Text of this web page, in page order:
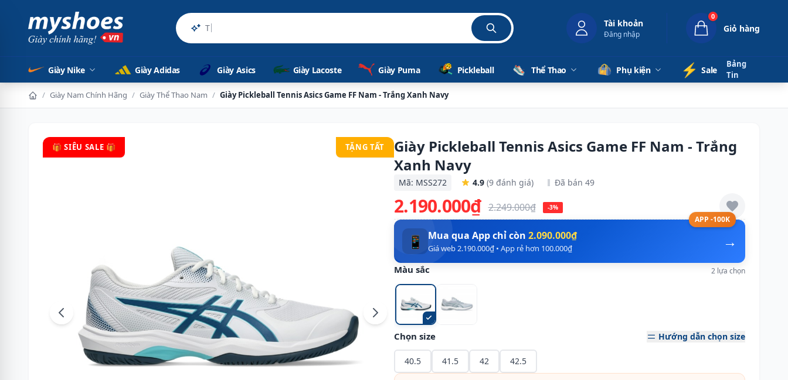
Sản phẩm ch Tài khoản
Đăng nhập
0
Giỏ hàng
Giày Nike Giày Adidas Giày Asics Giày Lacoste Giày Puma Pickleball Thể Thao Phụ kiện ⚡️ Sale
Bảng
Tin
/ Giày Nam Chính Hãng / Giày Thể Thao Nam / Giày Pickleball Tennis Asics Game FF Nam - Trắng Xanh Navy
🎁 SIÊU SALE 🎁 TẶNG TẤT
Giày Pickleball Tennis Asics Game FF Nam - Trắng
Xanh Navy
Mã: MSS272 4.9 (9 đánh giá) Đã bán 49
2.190.000₫ 2.249.000₫ -3%
APP -100K
→
📱 Mua qua App chỉ còn 2.090.000₫
Giá web 2.190.000₫ • App rẻ hơn 100.000₫
Màu sắc 2 lựa chọn
Chọn size Hướng dẫn chọn size
40.5 41.5 42 42.5